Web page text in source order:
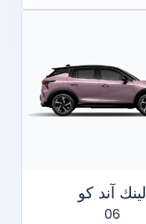
لينك آند كو
06